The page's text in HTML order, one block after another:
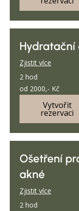
Hydratační
Zjistit více
2 hod
2000,-
Kč
od 2000,- Kč
Vytvořit
rezervaci
Ošetření
akné
Zjistit více
2 hod